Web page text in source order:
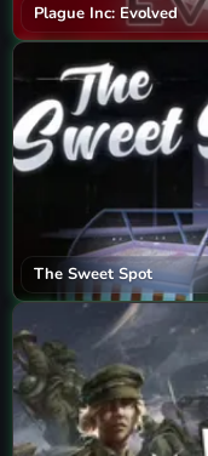
Plague Inc: Evolved
The Sweet Spot